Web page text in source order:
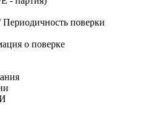
поверки
о поверке